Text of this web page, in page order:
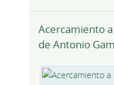
Acercamiento
de Antonio